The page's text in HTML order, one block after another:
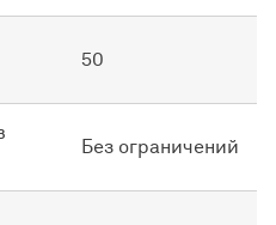
50
Без ограничений